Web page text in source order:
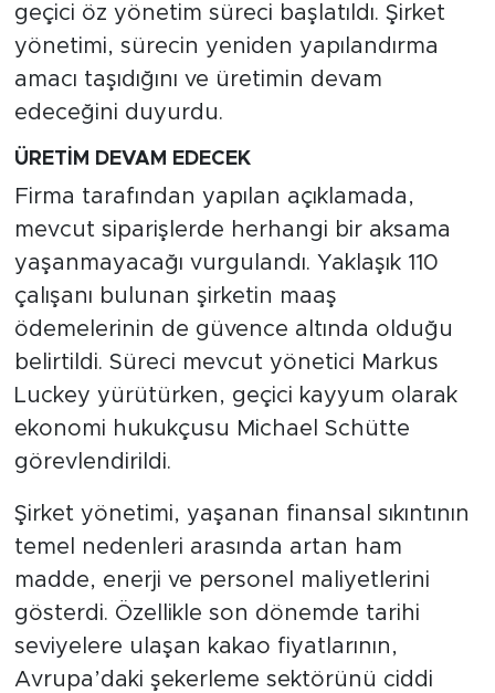
geçici öz yönetim süreci başlatıldı. Şirket
yönetimi, sürecin yeniden yapılandırma
amacı taşıdığını ve üretimin devam
edeceğini duyurdu.
ÜRETİM DEVAM EDECEK
Firma tarafından yapılan açıklamada,
mevcut siparişlerde herhangi bir aksama
yaşanmayacağı vurgulandı. Yaklaşık 110
çalışanı bulunan şirketin maaş
ödemelerinin de güvence altında olduğu
belirtildi. Süreci mevcut yönetici Markus
Luckey yürütürken, geçici kayyum olarak
ekonomi hukukçusu Michael Schütte
görevlendirildi.
Şirket yönetimi, yaşanan finansal sıkıntının
temel nedenleri arasında artan ham
madde, enerji ve personel maliyetlerini
gösterdi. Özellikle son dönemde tarihi
seviyelere ulaşan kakao fiyatlarının,
Avrupa’daki şekerleme sektörünü ciddi